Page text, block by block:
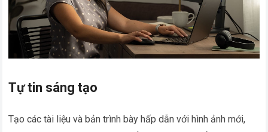
Tự tin sáng tạo
Tạo các tài liệu và bản trình bày hấp dẫn với hình ảnh mới,